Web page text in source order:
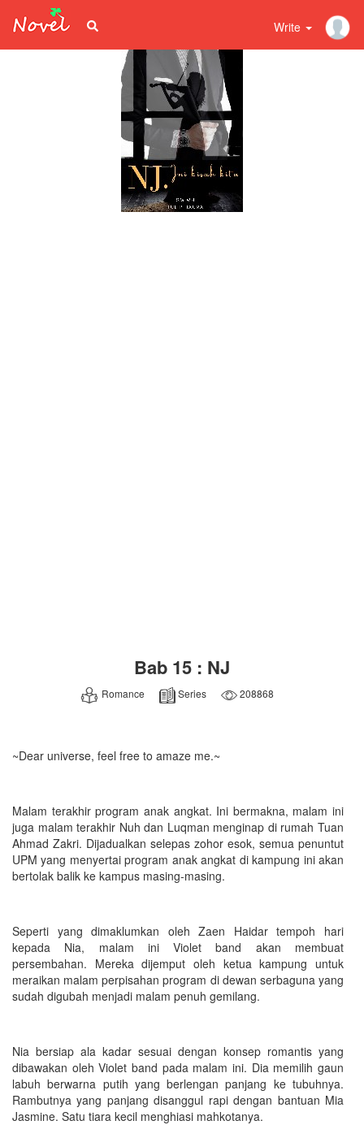
Write
Bab 15 : NJ
Romance Series 208868
~Dear universe, feel free to amaze me.~
Malam terakhir program anak angkat. Ini bermakna, malam ini
juga malam terakhir Nuh dan Luqman menginap di rumah Tuan
Ahmad Zakri. Dijadualkan selepas zohor esok, semua penuntut
UPM yang menyertai program anak angkat di kampung ini akan
bertolak balik ke kampus masing-masing.
Seperti yang dimaklumkan oleh Zaen Haidar tempoh hari
kepada Nia, malam ini Violet band akan membuat
persembahan. Mereka dijemput oleh ketua kampung untuk
meraikan malam perpisahan program di dewan serbaguna yang
sudah digubah menjadi malam penuh gemilang.
Nia bersiap ala kadar sesuai dengan konsep romantis yang
dibawakan oleh Violet band pada malam ini. Dia memilih gaun
labuh berwarna putih yang berlengan panjang ke tubuhnya.
Rambutnya yang panjang disanggul rapi dengan bantuan Mia
Jasmine. Satu tiara kecil menghiasi mahkotanya.